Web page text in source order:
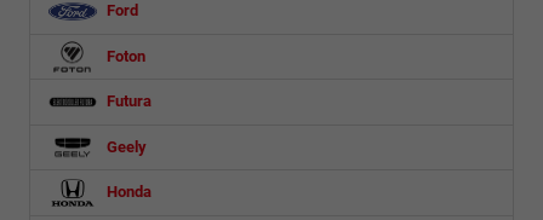
Ford
Foton
Futura
Geely
Honda